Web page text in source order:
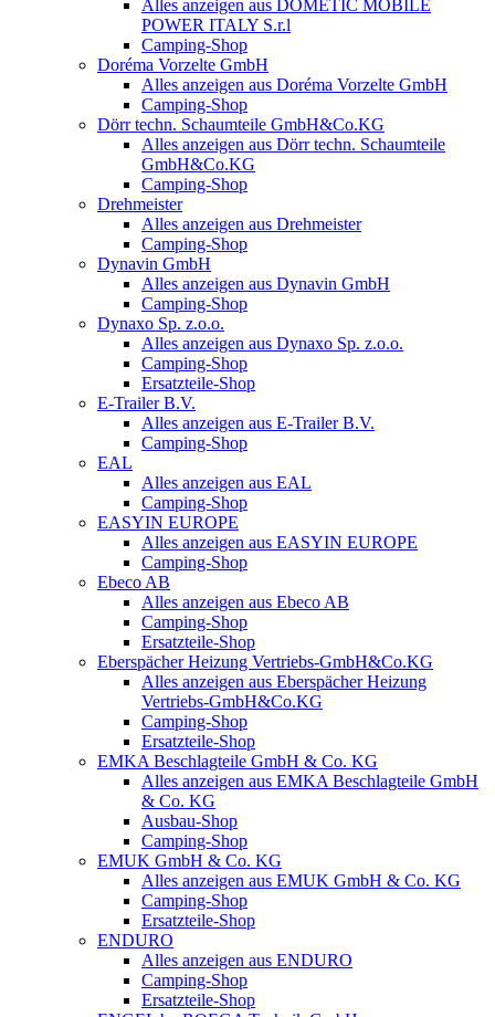
Alles anzeigen aus DOMETIC MOBILE
POWER ITALY S.r.l
Camping-Shop
Doréma Vorzelte GmbH
Alles anzeigen aus Doréma Vorzelte GmbH
Camping-Shop
Dörr techn. Schaumteile GmbH&Co.KG
Alles anzeigen aus Dörr techn. Schaumteile
GmbH&Co.KG
Camping-Shop
Drehmeister
Alles anzeigen aus Drehmeister
Camping-Shop
Dynavin GmbH
Alles anzeigen aus Dynavin GmbH
Camping-Shop
Dynaxo Sp. z.o.o.
Alles anzeigen aus Dynaxo Sp. z.o.o.
Camping-Shop
Ersatzteile-Shop
E-Trailer B.V.
Alles anzeigen aus E-Trailer B.V.
Camping-Shop
EAL
Alles anzeigen aus EAL
Camping-Shop
EASYIN EUROPE
Alles anzeigen aus EASYIN EUROPE
Camping-Shop
Ebeco AB
Alles anzeigen aus Ebeco AB
Camping-Shop
Ersatzteile-Shop
Eberspächer Heizung Vertriebs-GmbH&Co.KG
Alles anzeigen aus Eberspächer Heizung
Vertriebs-GmbH&Co.KG
Camping-Shop
Ersatzteile-Shop
EMKA Beschlagteile GmbH & Co. KG
Alles anzeigen aus EMKA Beschlagteile GmbH
& Co. KG
Ausbau-Shop
Camping-Shop
EMUK GmbH & Co. KG
Alles anzeigen aus EMUK GmbH & Co. KG
Camping-Shop
Ersatzteile-Shop
ENDURO
Alles anzeigen aus ENDURO
Camping-Shop
Ersatzteile-Shop